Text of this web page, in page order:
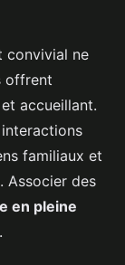
convivial ne
offrent
accueillant.
familiaux et
Associer des
en pleine